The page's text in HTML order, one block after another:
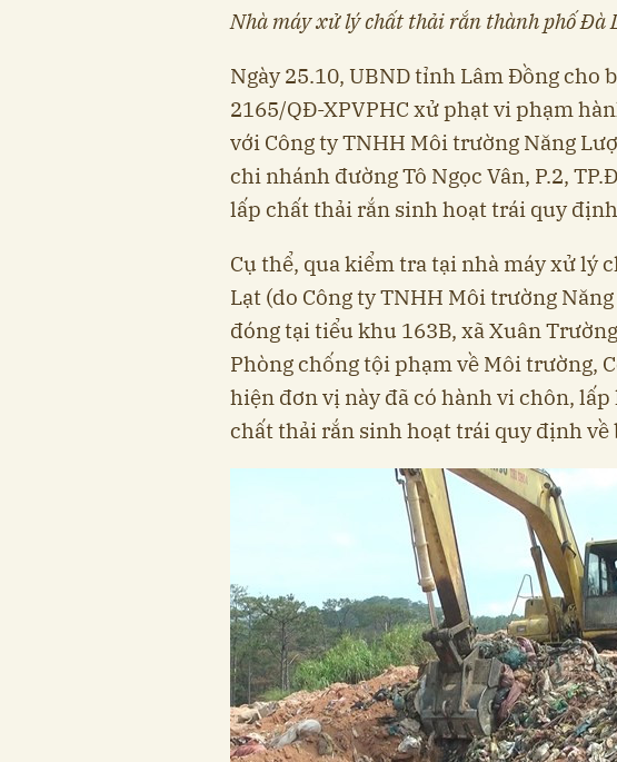
Nhà máy xử lý chất thải rắn thành phố Đà
Ngày 25.10, UBND tỉnh Lâm Đồng cho
2165/QĐ-XPVPHC xử phạt vi phạm
với Công ty TNHH Môi trường Năng
chi nhánh đường Tô Ngọc Vân, P.2,
lấp chất thải rắn sinh hoạt trái quy
Cụ thể, qua kiểm tra tại nhà máy xử lý
Lạt (do Công ty TNHH Môi trường
đóng tại tiểu khu 163B, xã Xuân
Phòng chống tội phạm về Môi trường,
hiện đơn vị này đã có hành vi chôn,
chất thải rắn sinh hoạt trái quy định về